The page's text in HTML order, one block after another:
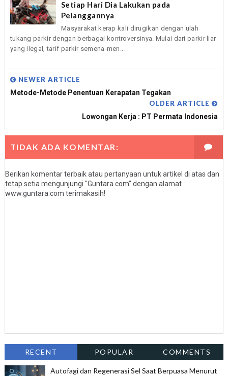
Setiap Hari Dia Lakukan pada
Pelanggannya
Masyarakat kerap kali dirugikan dengan ulah
tukang parkir dengan berbagai kontroversinya. Mulai dari parkir liar
yang ilegal, tarif parkir semena-men...
NEWER ARTICLE
Metode-Metode Penentuan Kerapatan Tegakan
OLDER ARTICLE
Lowongan Kerja : PT Permata Indonesia
TIDAK ADA KOMENTAR:
Berikan komentar terbaik atau pertanyaan untuk artikel di atas dan
tetap setia mengunjungi "Guntara.com" dengan alamat
www.guntara.com terimakasih!
RECENT POPULAR COMMENTS
Autofagi dan Regenerasi Sel Saat Berpuasa Menurut